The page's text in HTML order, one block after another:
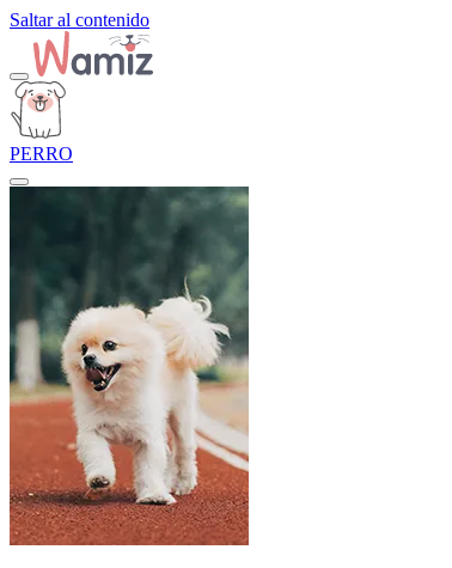
Saltar al contenido
PERRO